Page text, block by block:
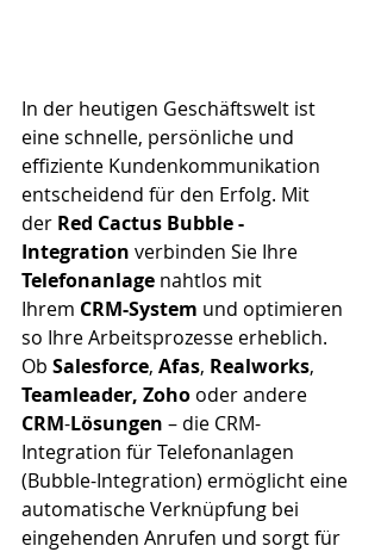
In der heutigen Geschäftswelt ist
eine schnelle, persönliche und
effiziente Kundenkommunikation
entscheidend für den Erfolg. Mit
der Red Cactus Bubble -
Integration verbinden Sie Ihre
Telefonanlage nahtlos mit
Ihrem CRM-System und optimieren
so Ihre Arbeitsprozesse erheblich.
Ob Salesforce, Afas, Realworks,
Teamleader, Zoho oder andere
CRM-Lösungen – die CRM-
Integration für Telefonanlagen
(Bubble-Integration) ermöglicht eine
automatische Verknüpfung bei
eingehenden Anrufen und sorgt für